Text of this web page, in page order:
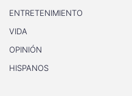
ENTRETENIMIENTO
VIDA
OPINIÓN
HISPANOS